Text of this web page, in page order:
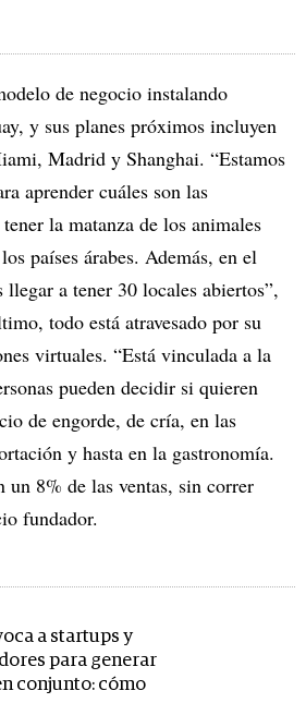
de negocio instalando
y sus planes próximos incluyen
Madrid y Shanghai. “Estamos
aprender cuáles son las
la matanza de los animales
países árabes. Además, en el
a tener 30 locales abiertos”,
todo está atravesado por su
virtuales. “Está vinculada a la
pueden decidir si quieren
de engorde, de cría, en las
y hasta en la gastronomía.
un 8% de las ventas, sin correr
fundador.
a startups y
para generar
conjunto: cómo